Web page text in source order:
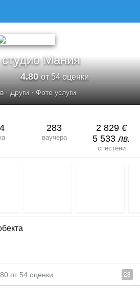
Мания
4.80от 54 оценки
· Други · Фото услуги
283
ваучера
2 829 €
5 533лв.
спестени
от 54 оценки 28